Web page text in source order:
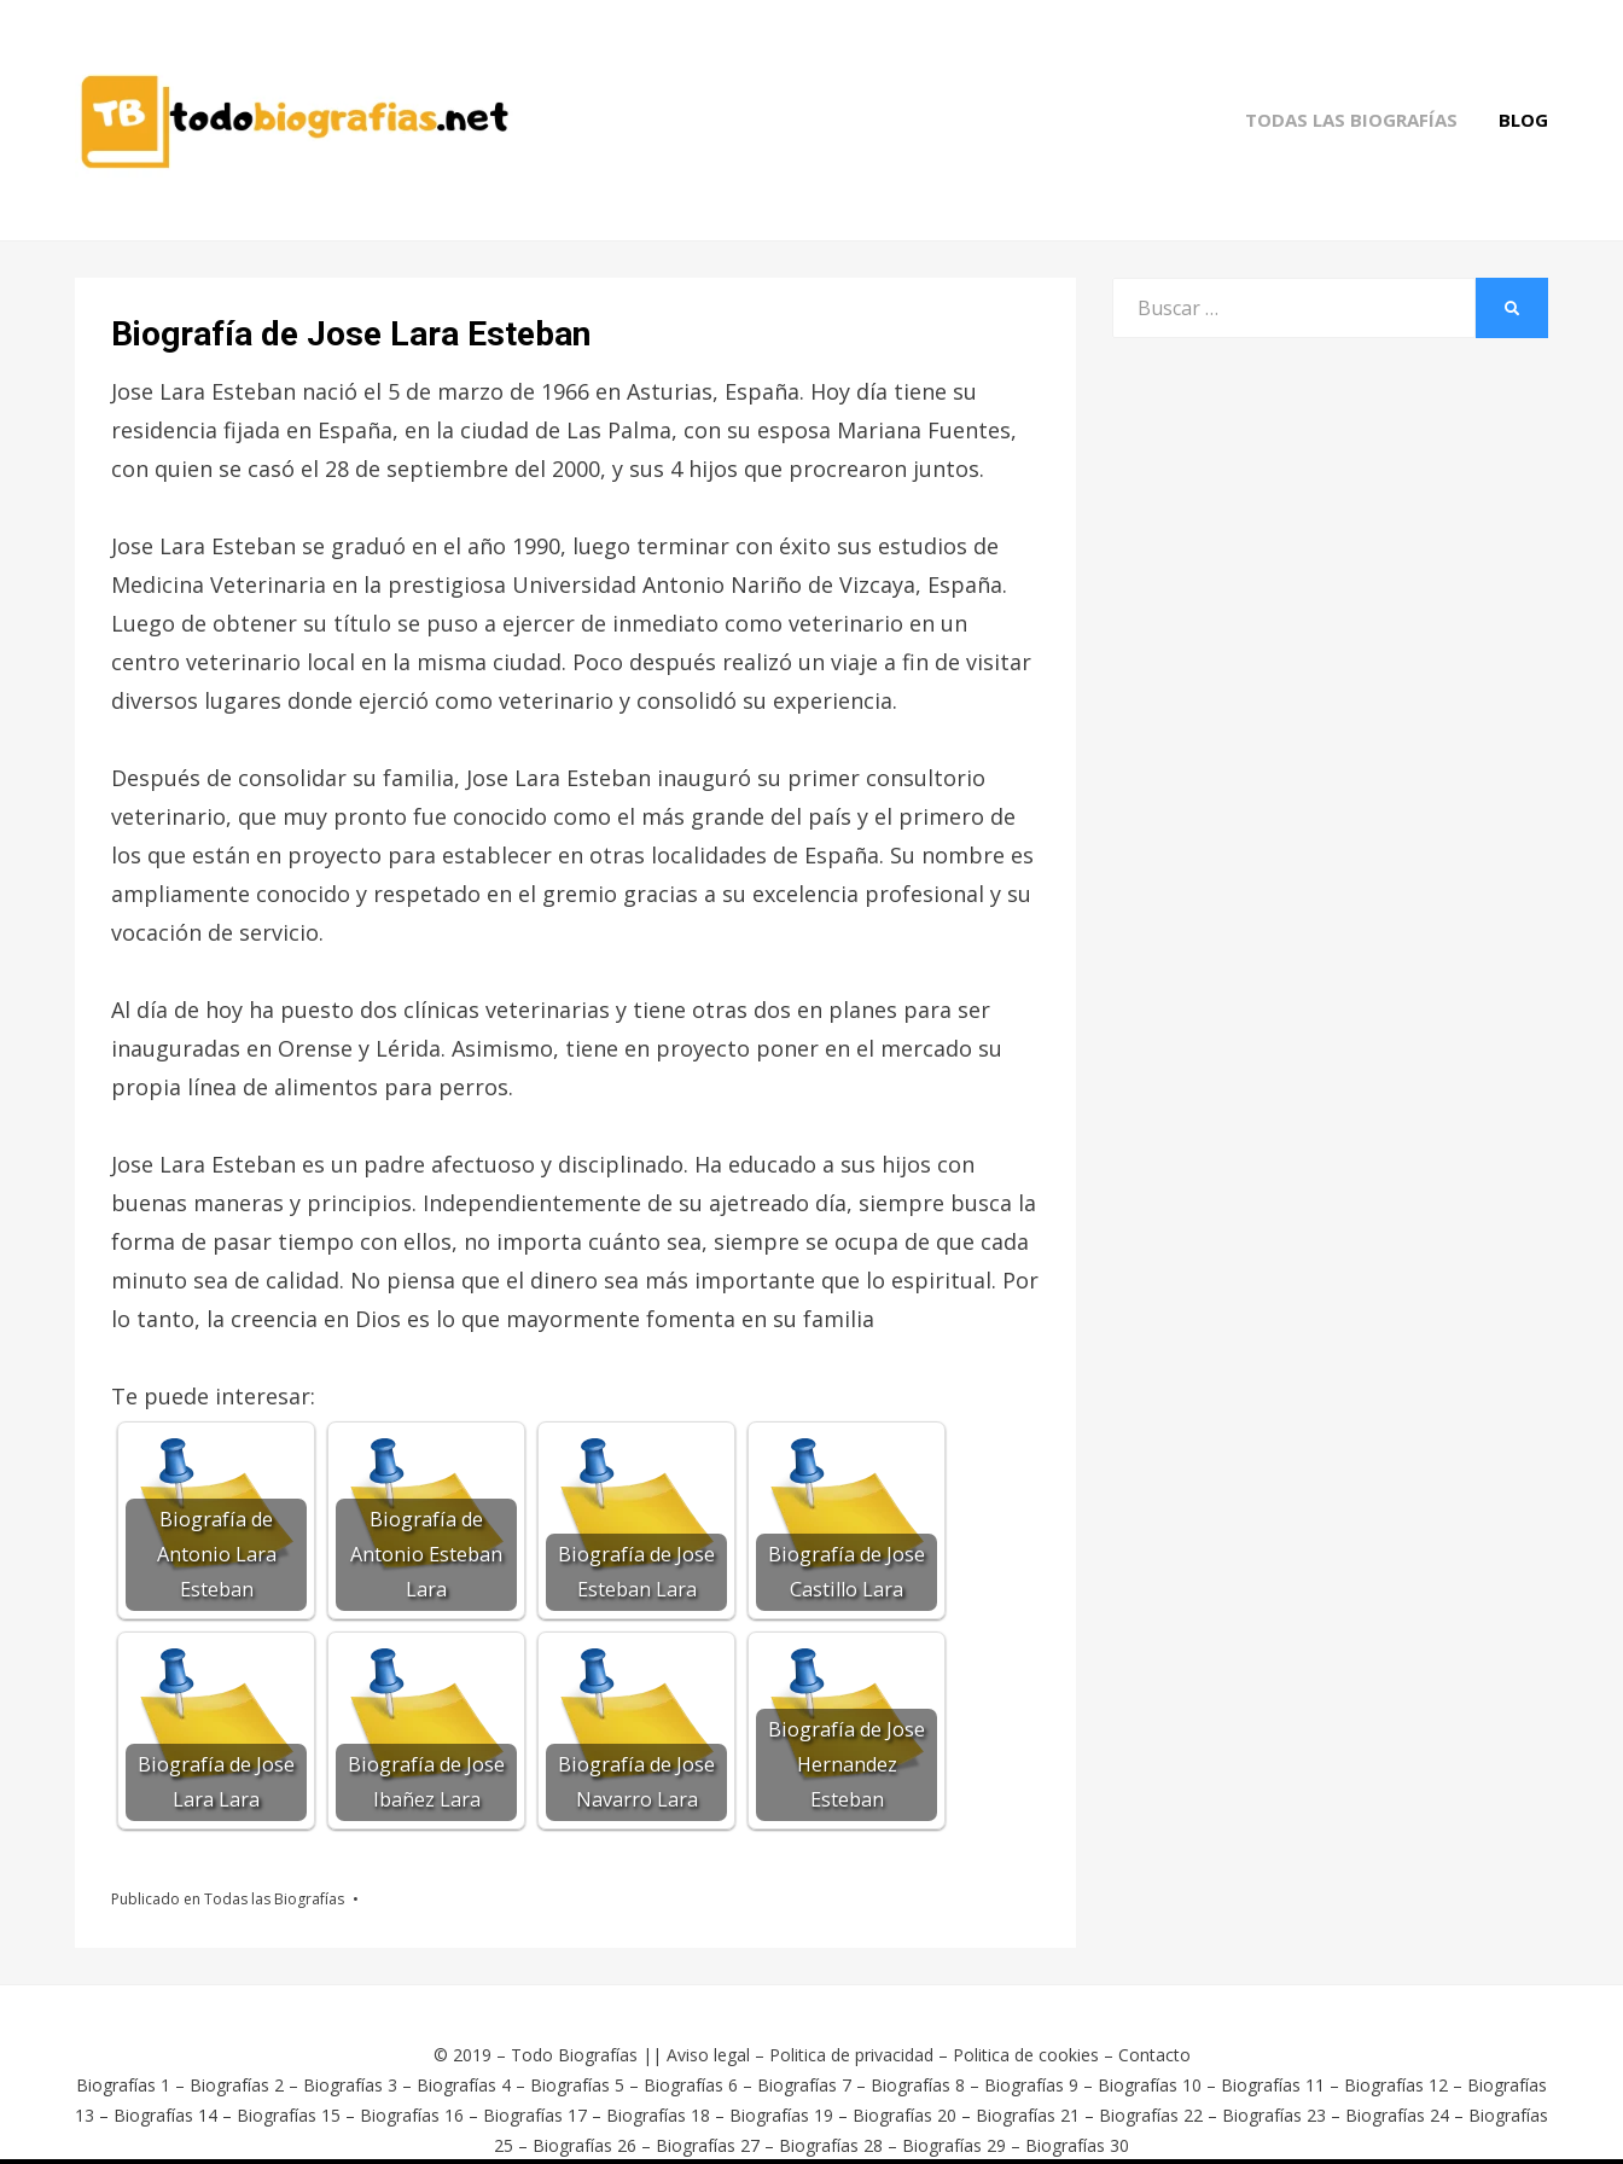
TODAS LAS BIOGRAFÍAS BLOG
Biografía de Jose Lara Esteban
Jose Lara Esteban nació el 5 de marzo de 1966 en Asturias, España. Hoy día tiene su
residencia fijada en España, en la ciudad de Las Palma, con su esposa Mariana Fuentes,
con quien se casó el 28 de septiembre del 2000, y sus 4 hijos que procrearon juntos.
Jose Lara Esteban se graduó en el año 1990, luego terminar con éxito sus estudios de
Medicina Veterinaria en la prestigiosa Universidad Antonio Nariño de Vizcaya, España.
Luego de obtener su título se puso a ejercer de inmediato como veterinario en un
centro veterinario local en la misma ciudad. Poco después realizó un viaje a fin de visitar
diversos lugares donde ejerció como veterinario y consolidó su experiencia.
Después de consolidar su familia, Jose Lara Esteban inauguró su primer consultorio
veterinario, que muy pronto fue conocido como el más grande del país y el primero de
los que están en proyecto para establecer en otras localidades de España. Su nombre es
ampliamente conocido y respetado en el gremio gracias a su excelencia profesional y su
vocación de servicio.
Al día de hoy ha puesto dos clínicas veterinarias y tiene otras dos en planes para ser
inauguradas en Orense y Lérida. Asimismo, tiene en proyecto poner en el mercado su
propia línea de alimentos para perros.
Jose Lara Esteban es un padre afectuoso y disciplinado. Ha educado a sus hijos con
buenas maneras y principios. Independientemente de su ajetreado día, siempre busca la
forma de pasar tiempo con ellos, no importa cuánto sea, siempre se ocupa de que cada
minuto sea de calidad. No piensa que el dinero sea más importante que lo espiritual. Por
lo tanto, la creencia en Dios es lo que mayormente fomenta en su familia
Te puede interesar:
Biografía de
Antonio Lara
Esteban
Biografía de
Antonio Esteban
Lara
Biografía de Jose
Esteban Lara
Biografía de Jose
Castillo Lara
Biografía de Jose
Lara Lara
Biografía de Jose
Ibañez Lara
Biografía de Jose
Navarro Lara
Biografía de Jose
Hernandez
Esteban
Publicado en Todas las Biografías
Buscar
© 2019 – Todo Biografías || Aviso legal – Politica de privacidad – Politica de cookies – Contacto
Biografías 1 – Biografías 2 – Biografías 3 – Biografías 4 – Biografías 5 – Biografías 6 – Biografías 7 – Biografías 8 – Biografías 9 – Biografías 10 – Biografías 11 – Biografías 12 – Biografías
13 – Biografías 14 – Biografías 15 – Biografías 16 – Biografías 17 – Biografías 18 – Biografías 19 – Biografías 20 – Biografías 21 – Biografías 22 – Biografías 23 – Biografías 24 – Biografías
25 – Biografías 26 – Biografías 27 – Biografías 28 – Biografías 29 – Biografías 30